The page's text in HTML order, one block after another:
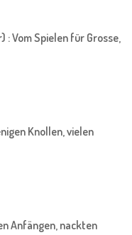
: Vom Spielen für Grosse,
Knollen, vielen
Anfängen, nackten